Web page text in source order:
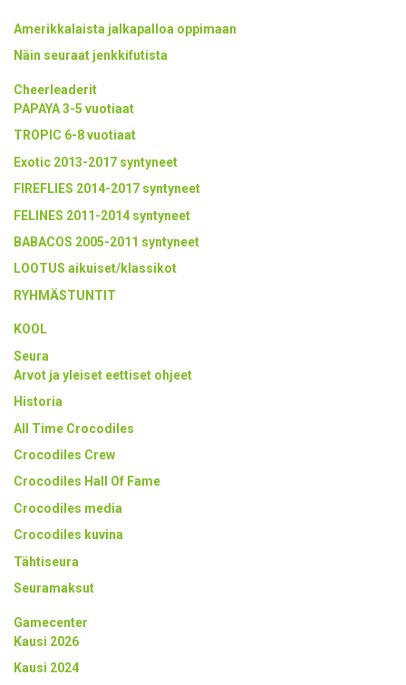
Amerikkalaista jalkapalloa oppimaan
Näin seuraat jenkkifutista
Cheerleaderit
PAPAYA 3-5 vuotiaat
TROPIC 6-8 vuotiaat
Exotic 2013-2017 syntyneet
FIREFLIES 2014-2017 syntyneet
FELINES 2011-2014 syntyneet
BABACOS 2005-2011 syntyneet
LOOTUS aikuiset/klassikot
RYHMÄSTUNTIT
KOOL
Seura
Arvot ja yleiset eettiset ohjeet
Historia
All Time Crocodiles
Crocodiles Crew
Crocodiles Hall Of Fame
Crocodiles media
Crocodiles kuvina
Tähtiseura
Seuramaksut
Gamecenter
Kausi 2026
Kausi 2024